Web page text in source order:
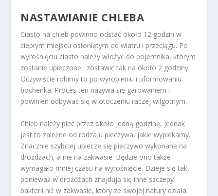
NASTAWIANIE CHLEBA
Ciasto na chleb powinno odstać około 12 godzin w
ciepłym miejscu osłoniętym od wiatru i przeciągu. Po
wyrośnięciu ciasto należy włożyć do pojemnika, którym
zostanie upieczone i zostawić tak na około 2 godziny.
Oczywiście robimy to po wyrobieniu i uformowaniu
bochenka. Proces ten nazywa się garowaniem i
powinien odbywać się w otoczeniu raczej wilgotnym.
Chleb należy piec przez około jedną godzinę, jednak
jest to zależne od rodzaju pieczywa, jakie wypiekamy.
Znacznie szybciej upiecze się pieczywo wykonane na
drożdżach, a nie na zakwasie. Będzie ono także
wymagało mniej czasu na wyrośnięcie. Dzieje się tak,
ponieważ w drożdżach znajdują się inne szczepy
bakterii niż w zakwasie, który ze swojej natury działa